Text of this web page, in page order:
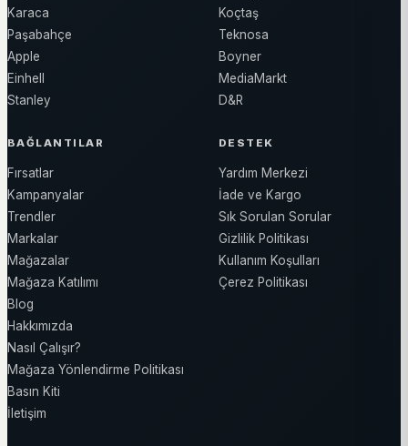
Karaca
Paşabahçe
Apple
Einhell
Stanley
Koçtaş
Teknosa
Boyner
MediaMarkt
D&R
BAĞLANTILAR
Fırsatlar
Kampanyalar
Trendler
Markalar
Mağazalar
Mağaza Katılımı
Blog
Hakkımızda
Nasıl Çalışır?
Mağaza Yönlendirme Politikası
Basın Kiti
İletişim
DESTEK
Yardım Merkezi
İade ve Kargo
Sık Sorulan Sorular
Gizlilik Politikası
Kullanım Koşulları
Çerez Politikası